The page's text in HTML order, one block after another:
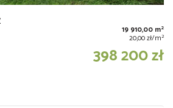
19 910,00 m2
20,00 zł/m2
398 200 zł